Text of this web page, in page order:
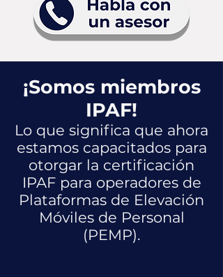
¡Somos miembros
IPAF!
Lo que significa que ahora
estamos capacitados para
otorgar la certificación
IPAF para operadores de
Plataformas de Elevación
Móviles de Personal
(PEMP).